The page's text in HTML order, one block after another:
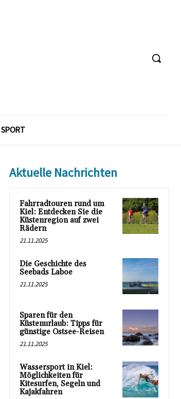
SPORT
Aktuelle Nachrichten
Fahrradtouren rund um
Kiel: Entdecken Sie die
Küstenregion auf zwei
Rädern
21.11.2025
Die Geschichte des
Seebads Laboe
21.11.2025
Sparen für den
Küstenurlaub: Tipps für
günstige Ostsee-Reisen
21.11.2025
Wassersport in Kiel:
Möglichkeiten für
Kitesurfen, Segeln und
Kajakfahren